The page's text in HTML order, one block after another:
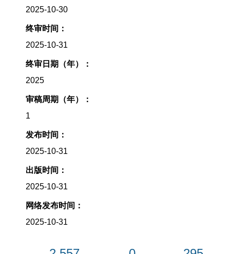
2025-10-30
终审时间：
2025-10-31
终审日期（年）：
2025
审稿周期（年）：
1
发布时间：
2025-10-31
出版时间：
2025-10-31
网络发布时间：
2025-10-31